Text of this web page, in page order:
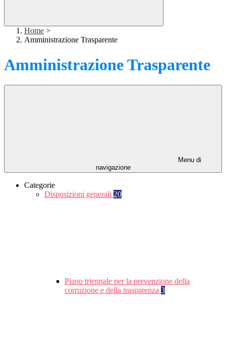
Home >
Amministrazione Trasparente
Amministrazione Trasparente
Menu di
navigazione
Categorie
Disposizioni generali 20
Piano triennale per la prevenzione della
corruzione e della trasparenza 3